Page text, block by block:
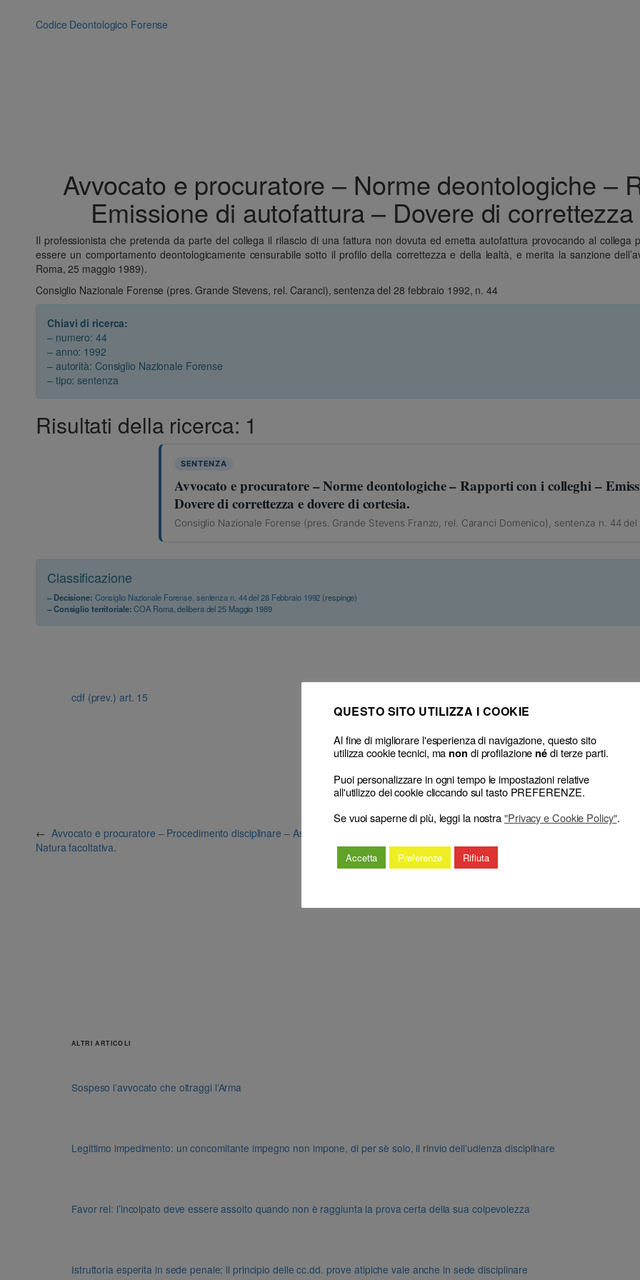
Codice Deontologico Forense
Avvocato e procuratore – Norme deontologiche –
Emissione di autofattura – Dovere di
Il professionista che pretenda da parte del collega il rilascio di una fattura non dovuta ed emetta autofattura provocando al collega
essere un comportamento deontologicamente censurabile sotto il profilo della correttezza e della lealtà, e merita la sanzione
Roma, 25 maggio 1989).
Consiglio Nazionale Forense (pres. Grande Stevens, rel. Caranci), sentenza del 28 febbraio 1992, n. 44
Chiavi di ricerca:
– numero: 44
– anno: 1992
– autorità: Consiglio Nazionale Forense
– tipo: sentenza
Risultati della ricerca: 1
SENTENZA
Avvocato e procuratore – Norme deontologiche – Rapporti con i colleghi –
Dovere di correttezza e dovere di cortesia.
Consiglio Nazionale Forense (pres. Grande Stevens Franzo, rel. Caranci Domenico), sentenza n. 44 del
Classificazione
– Decisione: Consiglio Nazionale Forense, sentenza n. 44 del 28 Febbraio 1992 (respinge)
– Consiglio territoriale:COA Roma, delibera del 25 Maggio 1989
cdf (prev.) art. 15
← Avvocato e procuratore – Procedimento disciplinare – Assistenza di un difensore di fiducia –
Natura facoltativa.
Avvocato e procuratore –
Inammissibilità.
ALTRI ARTICOLI
Sospeso l’avvocato che oltraggi l’Arma
Legittimo impedimento: un concomitante impegno non impone, di per sè solo, il rinvio dell’udienza disciplinare
Favor rei: l’incolpato deve essere assolto quando non è raggiunta la prova certa della sua colpevolezza
Istruttoria esperita in sede penale: il principio delle cc.dd. prove atipiche vale anche in sede disciplinare
QUESTO SITO UTILIZZA I COOKIE
Al fine di migliorare l'esperienza di navigazione, questo sito
utilizza cookie tecnici, ma non di profilazione nédi terze parti.
Puoi personalizzare in ogni tempo le impostazioni relative
all'utilizzo dei cookie cliccando sul tasto PREFERENZE.
Se vuoi saperne di più, leggi la nostra"Privacy e Cookie Policy".
Accetta Preferenze Rifiuta